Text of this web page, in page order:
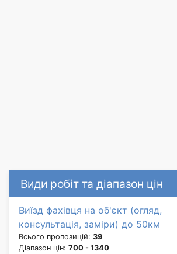
Види робіт та діапазон цін
Виїзд фахівця на об'єкт (огляд,
консультація, заміри) до 50км
Всього пропозицій: 39
Діапазон цін: 700 - 1340